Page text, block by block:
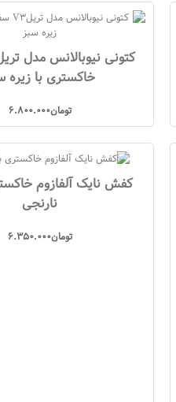
خاکستری با زیره
تومان6.800.000
کفش نایک آلفازوم
نارنجی
تومان6.350.000